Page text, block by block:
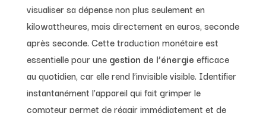
visualiser sa dépense non plus seulement en
kilowattheures, mais directement en euros, seconde
après seconde. Cette traduction monétaire est
essentielle pour une gestion de l’énergie efficace
au quotidien, car elle rend l’invisible visible. Identifier
instantanément l’appareil qui fait grimper le
compteur permet de réagir immédiatement et de